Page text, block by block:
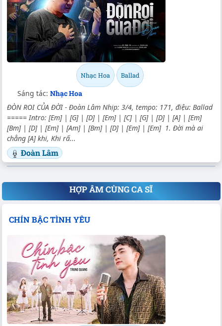
Nhạc Hoa Ballad
Sáng tác: Nhạc Hoa
ĐÒN ROI CỦA ĐỜI - Đoàn Lâm Nhịp: 3/4, tempo: 171, điệu: Ballad
===== Intro: [Em] | [G] | [D] | [Em] | [C] | [G] | [D] | [A] | [Em]
[Bm] | [D] | [Em] | [Am] | [Bm] | [D] | [Em] | [Em] 1. Đời mà ai
chẳng [A] khi, Khi rấ...
Đoàn Lâm
HỢP ÂM CÙNG CA SĨ
CHÍN BẬC TÌNH YÊU